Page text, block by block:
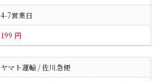
4-7営業日
199 円
ヤマト運輸 / 佐川急便